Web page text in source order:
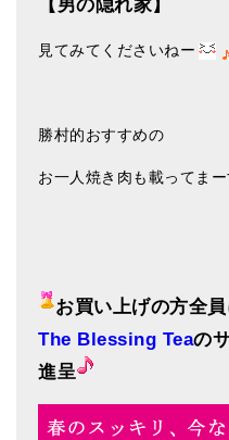
【男の隠れ家】
見てみてくださいねー
勝村的おすすめの
お一人焼き肉も載ってまー
お買い上げの方全員
The Blessing Teaの
進呈